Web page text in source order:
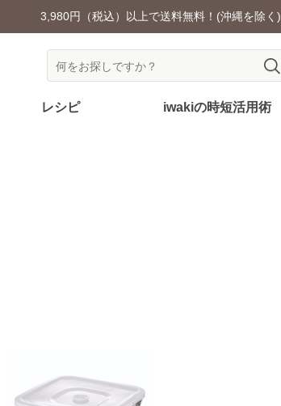
3,980円（税込）以上で送料無料！(沖縄を除く)
レシピ iwakiの時短活用術